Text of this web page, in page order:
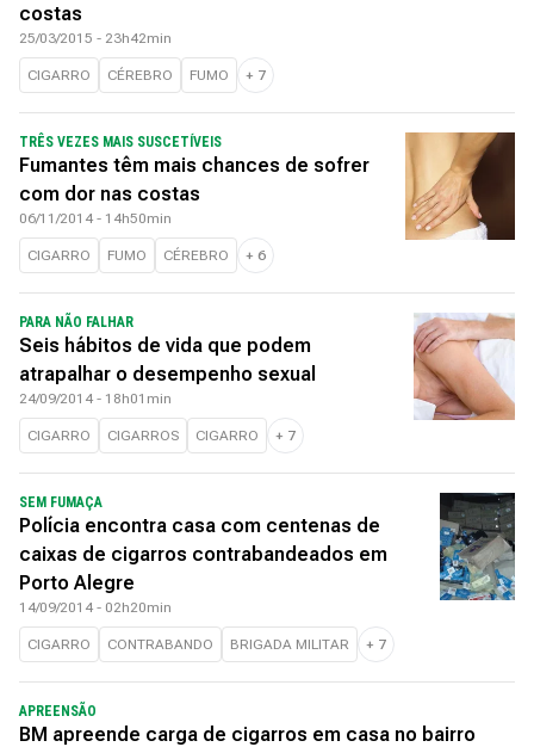
costas
25/03/2015 - 23h42min
CIGARRO CÉREBRO FUMO + 7
TRÊS VEZES MAIS SUSCETÍVEIS
Fumantes têm mais chances de sofrer
com dor nas costas
06/11/2014 - 14h50min
CIGARRO FUMO CÉREBRO + 6
PARA NÃO FALHAR
Seis hábitos de vida que podem
atrapalhar o desempenho sexual
24/09/2014 - 18h01min
CIGARRO CIGARROS CIGARRO + 7
SEM FUMAÇA
Polícia encontra casa com centenas de
caixas de cigarros contrabandeados em
Porto Alegre
14/09/2014 - 02h20min
CIGARRO CONTRABANDO BRIGADA MILITAR + 7
APREENSÃO
BM apreende carga de cigarros em casa no bairro